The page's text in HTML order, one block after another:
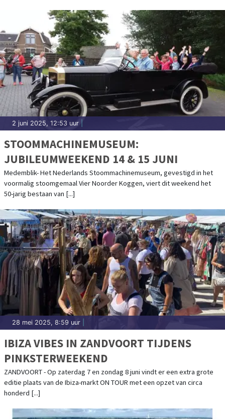
2 juni 2025, 12:53 uur
STOOMMACHINEMUSEUM:
JUBILEUMWEEKEND 14 & 15 JUNI
Medemblik- Het Nederlands Stoommachinemuseum, gevestigd in het
voormalig stoomgemaal Vier Noorder Koggen, viert dit weekend het
50-jarig bestaan van [...]
28 mei 2025, 8:59 uur
IBIZA VIBES IN ZANDVOORT TIJDENS
PINKSTERWEEKEND
ZANDVOORT - Op zaterdag 7 en zondag 8 juni vindt er een extra grote
editie plaats van de Ibiza-markt ON TOUR met een opzet van circa
honderd [...]